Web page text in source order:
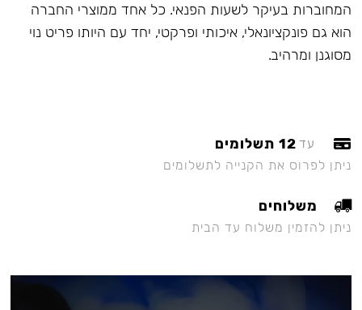
המחוברות בעיקר לשעות הפנאי. כל אחד ממוצרי החברה
הוא גם פונקציונאלי, איכותי ופרקטי, יחד עם היותו פריט נוי
מסוגנן ומרהיב.
עד 12 תשלומים
ניתן לפרוס את הקנייה לתשלומים
משלוחים
ניתן להזמין משלוח עד הבית